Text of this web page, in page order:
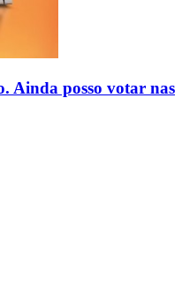
Ainda posso votar nas